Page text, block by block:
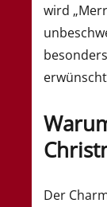
wird
Der